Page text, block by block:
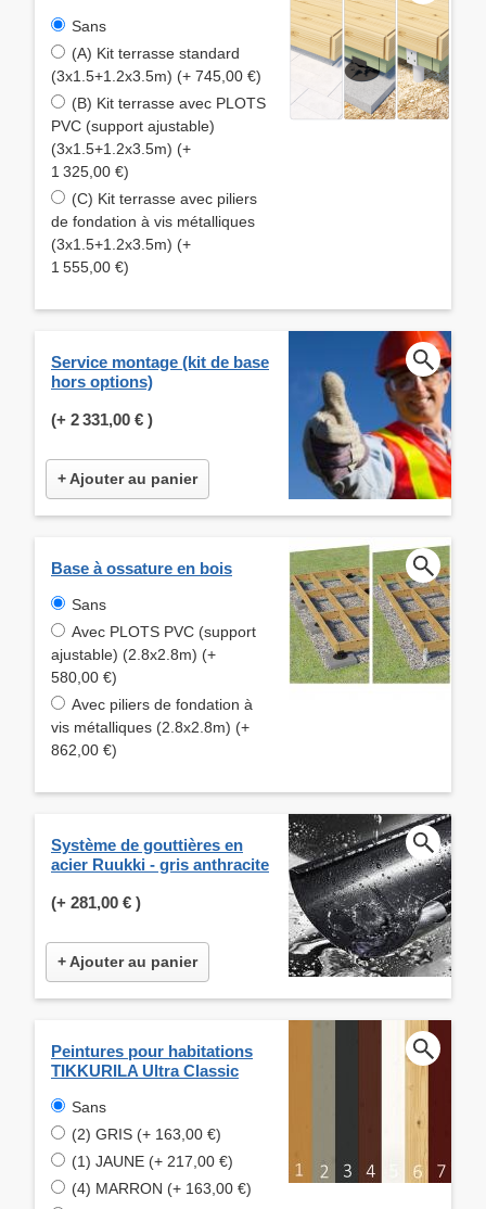
Sans
(A) Kit terrasse standard
(3x1.5+1.2x3.5m) (+ 745,00 €)
(B) Kit terrasse avec PLOTS
PVC (support ajustable)
(3x1.5+1.2x3.5m) (+
1 325,00 €)
(C) Kit terrasse avec piliers
de fondation à vis métalliques
(3x1.5+1.2x3.5m) (+
1 555,00 €)
Service montage (kit de base
hors options)
(+ 2 331,00 € )
+ Ajouter au panier
Base à ossature en bois
Sans
Avec PLOTS PVC (support
ajustable) (2.8x2.8m) (+
580,00 €)
Avec piliers de fondation à
vis métalliques (2.8x2.8m) (+
862,00 €)
Système de gouttières en
acier Ruukki - gris anthracite
(+ 281,00 € )
+ Ajouter au panier
Peintures pour habitations
TIKKURILA Ultra Classic
Sans
(2) GRIS (+ 163,00 €)
(1) JAUNE (+ 217,00 €)
(4) MARRON (+ 163,00 €)